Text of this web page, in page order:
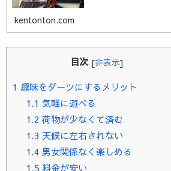
kentonton.com
目次 [非表示]
1 趣味をダーツにするメリット
1.1 気軽に遊べる
1.2 荷物が少なくて済む
1.3 天候に左右されない
1.4男女関係なく楽しめる
1.5料金が安い